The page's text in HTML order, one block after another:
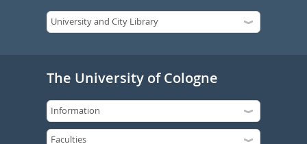
The University of Cologne